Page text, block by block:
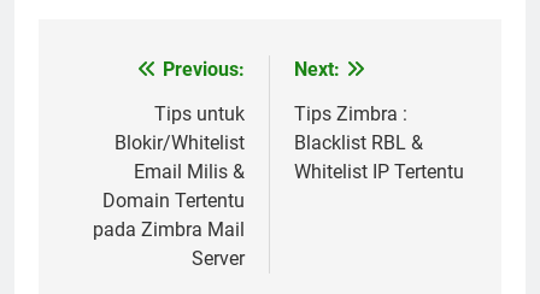
navigation
Previous:
Tips untuk
Blokir/Whitelist
Email Milis &
Domain Tertentu
pada Zimbra Mail
Server
Next:
Tips Zimbra :
Blacklist RBL &
Whitelist IP Tertentu